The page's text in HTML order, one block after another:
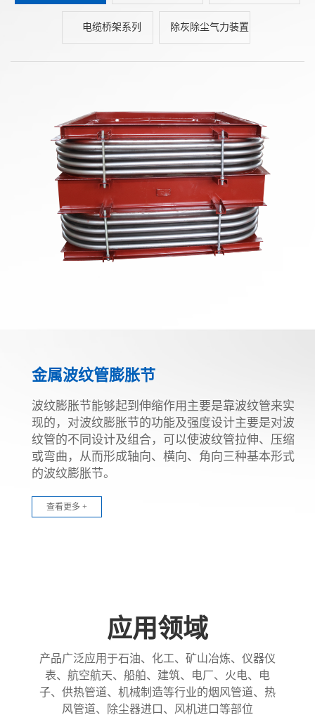
电缆桥架系列 除灰除尘气力装置
金属波纹管膨胀节
波纹膨胀节能够起到伸缩作用主要是靠波纹管来实
现的，对波纹膨胀节的功能及强度设计主要是对波
纹管的不同设计及组合，可以使波纹管拉伸、压缩
或弯曲，从而形成轴向、横向、角向三种基本形式
的波纹膨胀节。
查看更多 +
应用领域
产品广泛应用于石油、化工、矿山冶炼、仪器仪
表、航空航天、船舶、建筑、电厂、火电、电
子、供热管道、机械制造等行业的烟风管道、热
风管道、除尘器进口、风机进口等部位